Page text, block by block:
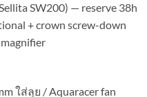
SW200) — reserve 38h
+ crown screw-down
ใส่ลุย / Aquaracer fan